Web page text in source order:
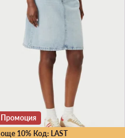
още 10% Код: LAST
Промоция